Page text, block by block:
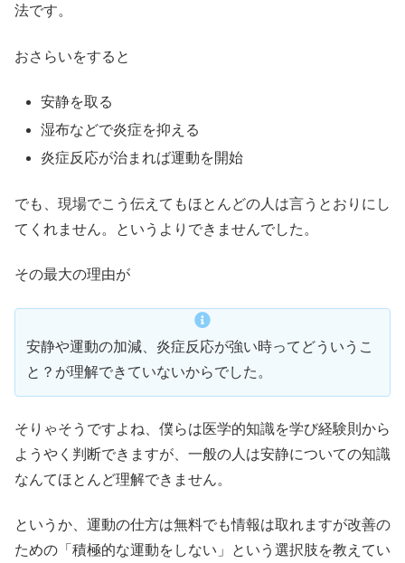
法です。
おさらいをすると
安静を取る
湿布などで炎症を抑える
炎症反応が治まれば運動を開始
でも、現場でこう伝えてもほとんどの人は言うとおりにし
てくれません。というよりできませんでした。
その最大の理由が
安静や運動の加減、炎症反応が強い時ってどういうこ
と？が理解できていないからでした。
そりゃそうですよね、僕らは医学的知識を学び経験則から
ようやく判断できますが、一般の人は安静についての知識
なんてほとんど理解できません。
というか、運動の仕方は無料でも情報は取れますが改善の
ための「積極的な運動をしない」という選択肢を教えてい